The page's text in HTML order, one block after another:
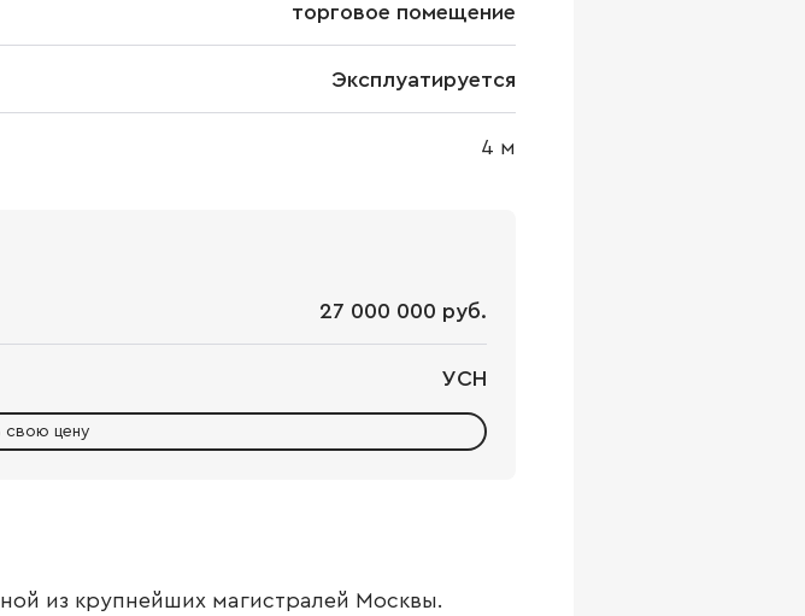
торговое помещение
Эксплуатируется
4 м
27 000 000 руб.
УСН
свою цену
из крупнейших магистралей Москвы.